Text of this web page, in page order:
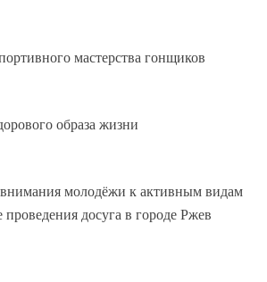
мастерства гонщиков
образа жизни
молодёжи к активным видам
досуга в городе Ржев